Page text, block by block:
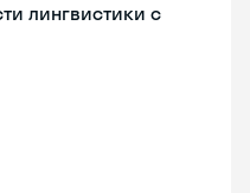
лингвистики с